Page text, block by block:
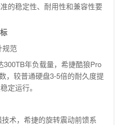
的稳定性、耐用性和兼容性要
规范
300TB年负载量，希捷酷狼Pro
，较普通硬盘3-5倍的耐久度提
定运行。
术，希捷的旋转震动前馈系